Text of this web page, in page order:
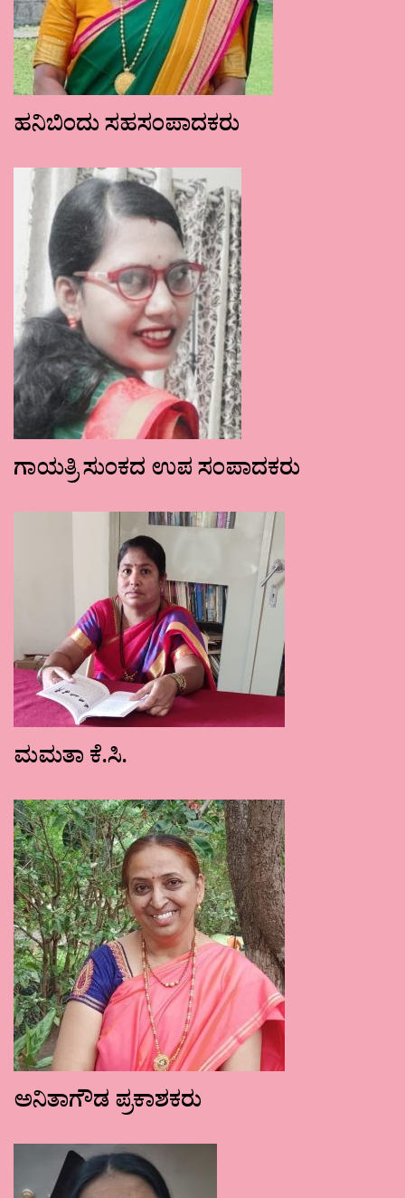
ಹನಿಬಿಂದು ಸಹಸಂಪಾದಕರು
ಗಾಯತ್ರಿ ಸುಂಕದ ಉಪ ಸಂಪಾದಕರು
ಮಮತಾ ಕೆ.ಸಿ.
ಅನಿತಾಗೌಡ ಪ್ರಕಾಶಕರು